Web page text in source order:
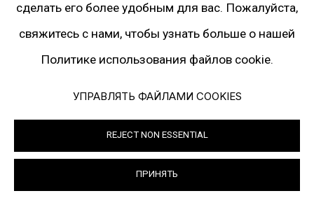
STEPHAN BALKENHOL
173 x 32 x 28 cm
сделать его более удобным для вас. Пожалуйста,
свяжитесь с нами, чтобы узнать больше о нашей
Политике использования файлов cookie.
УПРАВЛЯТЬ ФАЙЛАМИ COOKIES
REJECT NON ESSENTIAL
ПРИНЯТЬ